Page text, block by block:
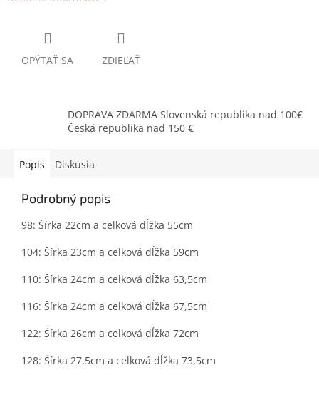
OPÝTAŤ SA ZDIEĽAŤ
DOPRAVA ZDARMA Slovenská republika nad 100€
Česká republika nad 150 €
Popis Diskusia
Podrobný popis
98: Šírka 22cm a celková dĺžka 55cm
104: Šírka 23cm a celková dĺžka 59cm
110: Šírka 24cm a celková dĺžka 63,5cm
116: Šírka 24cm a celková dĺžka 67,5cm
122: Šírka 26cm a celková dĺžka 72cm
128: Šírka 27,5cm a celková dĺžka 73,5cm